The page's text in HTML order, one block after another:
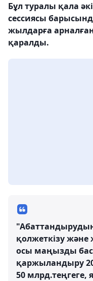
Бұл туралы қала
сессиясы
жылдарға
қаралды.
қолжеткізу
осы маңызды
қаржыландыру
50 млрд.теңгеге,